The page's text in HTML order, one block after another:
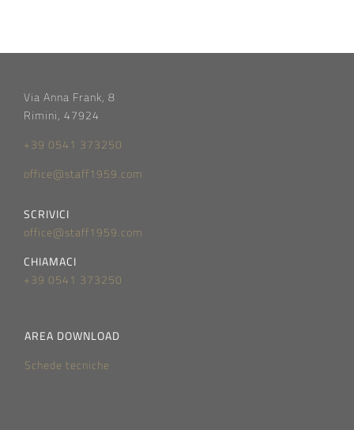
Via Anna Frank, 8
Rimini, 47924
+39 0541 373250
office@staff1959.com
SCRIVICI
office@staff1959.com
CHIAMACI
+39 0541 373250
AREA DOWNLOAD
Schede tecniche